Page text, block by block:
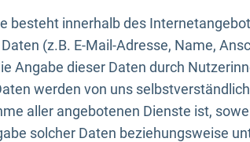
besteht innerhalb des
(z.B. E-Mail-Adresse, Name,
Angabe dieser Daten durch
werden von uns
aller angebotenen Dienste ist,
solcher Daten beziehungsweise